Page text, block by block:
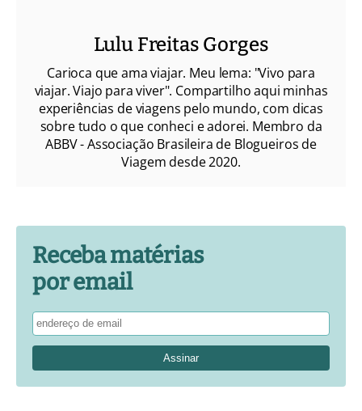
Lulu Freitas Gorges
Carioca que ama viajar. Meu lema: "Vivo para
viajar. Viajo para viver". Compartilho aqui minhas
experiências de viagens pelo mundo, com dicas
sobre tudo o que conheci e adorei. Membro da
ABBV - Associação Brasileira de Blogueiros de
Viagem desde 2020.
Receba matérias
por email